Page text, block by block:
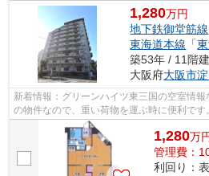
1,280万円
地下鉄御堂筋線
東海道本線 「
築53年 / 11階建
大阪府大阪市
新着情報：グリーンハイツ東三国の空室情
の物件なので、重い荷物を運ぶ時に便利で
力的な住環境のマンションです。徒歩9...
1,280万
管理費：
利回り：